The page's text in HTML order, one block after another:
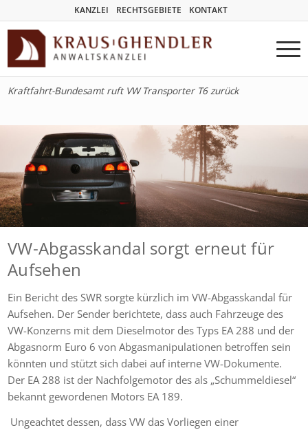
KANZLEI RECHTSGEBIETE KONTAKT
Kraftfahrt-Bundesamt ruft VW Transporter T6 zurück
VW-Abgasskandal sorgt erneut für
Aufsehen
Ein Bericht des SWR sorgte kürzlich im VW-Abgasskandal für
Aufsehen. Der Sender berichtete, dass auch Fahrzeuge des
VW-Konzerns mit dem Dieselmotor des Typs EA 288 und der
Abgasnorm Euro 6 von Abgasmanipulationen betroffen sein
könnten und stützt sich dabei auf interne VW-Dokumente.
Der EA 288 ist der Nachfolgemotor des als „Schummeldiesel“
bekannt gewordenen Motors EA 189.
Ungeachtet dessen, dass VW das Vorliegen einer